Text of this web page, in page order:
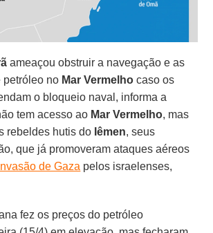
ameaçou obstruir a navegação e as
petróleo no Mar Vermelho caso os
o bloqueio naval, informa a
tem acesso ao Mar Vermelho, mas
rebeldes hutis do Iêmen, seus
que já promoveram ataques aéreos
de Gaza pelos israelenses,
fez os preços do petróleo